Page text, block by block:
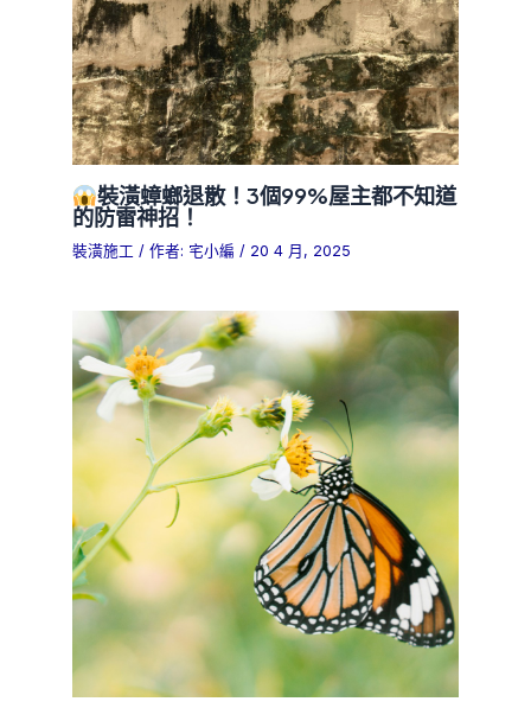
裝潢蟑螂退散！3個99%屋主都不知道
的防雷神招！
裝潢施工 / 作者: 宅小編 / 20 4 月, 2025